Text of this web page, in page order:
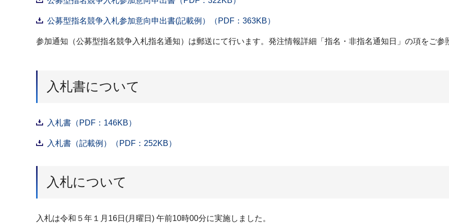
公募型指名競争入札参加意向申出書(記載例）（PDF：363KB）
参加通知（公募型指名競争入札指名通知）は郵送にて行います。発注情報詳細「指名・非指名通知日」の項をご参
入札書について
入札書（PDF：146KB）
入札書（記載例）（PDF：252KB）
入札について
入札は令和５年１月16日(月曜日) 午前10時00分に実施しました。